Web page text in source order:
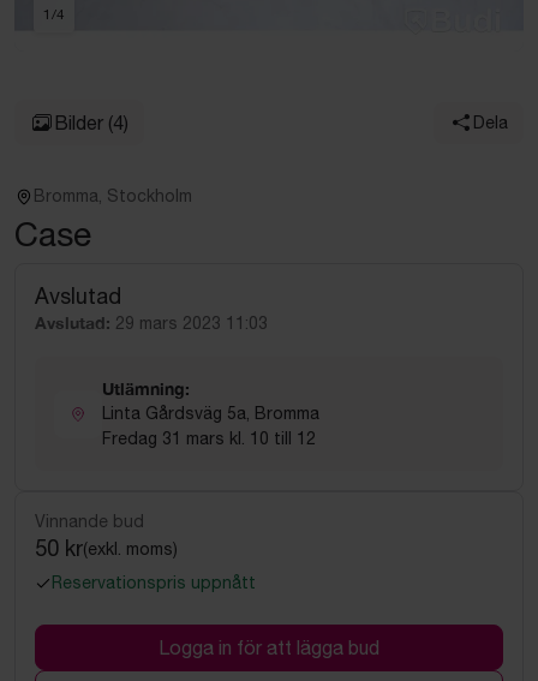
1 /4
Bilder (4) Dela
Bromma, Stockholm
Case
Avslutad
Avslutad: 29 mars 2023 11:03
Utlämning:
Linta Gårdsväg 5a, Bromma
Fredag 31 mars kl. 10 till 12
Vinnande bud
50 kr(exkl. moms)
Reservationspris uppnått
Logga in för att lägga bud